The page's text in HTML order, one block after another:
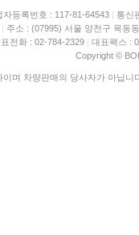
자등록번호 : 117-81-64543 | 통신
| 주소 : (07995) 서울 양천구 목동
전화 : 02-784-2329 | 대표팩스 :
Copyright ©
이며 차량판매의 당사자가 아닙